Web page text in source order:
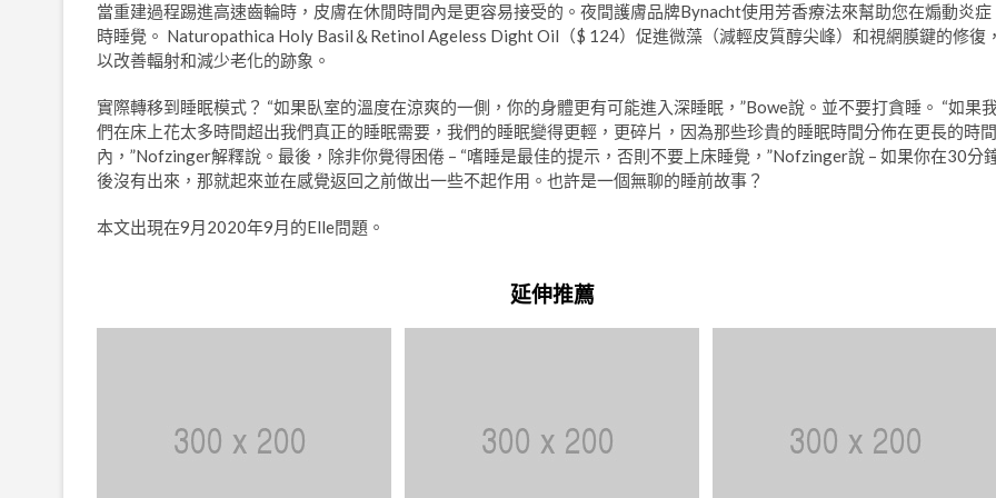
當重建過程踢進高速齒輪時，皮膚在休閒時間內是更容易接受的。夜間護膚品牌Bynacht使用芳香療法來幫助您在煽動炎症
時睡覺。 Naturopathica Holy Basil＆Retinol Ageless Dight Oil（$ 124）促進微藻（減輕皮質醇尖峰）和視網膜鍵的修復，
以改善輻射和減少老化的跡象。
實際轉移到睡眠模式？ “如果臥室的溫度在涼爽的一側，你的身體更有可能進入深睡眠，”Bowe說。並不要打貪睡。 “如果
們在床上花太多時間超出我們真正的睡眠需要，我們的睡眠變得更輕，更碎片，因為那些珍貴的睡眠時間分佈在更長的時間
內，”Nofzinger解釋說。最後，除非你覺得困倦 – “嗜睡是最佳的提示，否則不要上床睡覺，”Nofzinger說 – 如果你在30分
後沒有出來，那就起來並在感覺返回之前做出一些不起作用。也許是一個無聊的睡前故事？
本文出現在9月2020年9月的Elle問題。
延伸推薦